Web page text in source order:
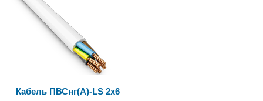
Кабель ПВСнг(А)-LS 2x6